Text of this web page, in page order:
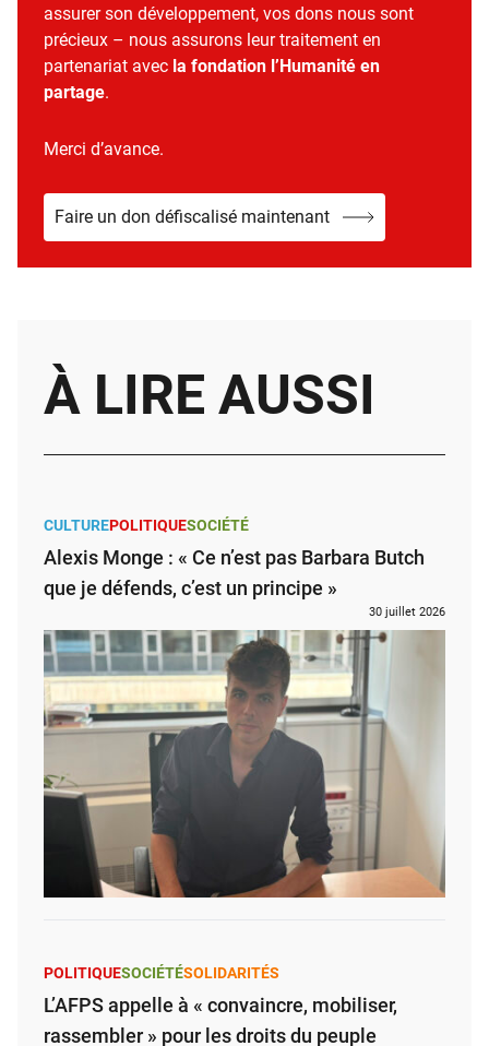
assurer son développement, vos dons nous sont
précieux – nous assurons leur traitement en
partenariat avec la fondation l’Humanité en
partage.
Merci d’avance.
Faire un don défiscalisé maintenant
À LIRE AUSSI
CULTUREPOLITIQUESOCIÉTÉ
Alexis Monge : « Ce n’est pas Barbara Butch
que je défends, c’est un principe »
30 juillet 2026
POLITIQUESOCIÉTÉSOLIDARITÉS
L’AFPS appelle à « convaincre, mobiliser,
rassembler » pour les droits du peuple